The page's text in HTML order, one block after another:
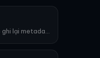
Đọc EXIF/GPS/máy ảnh, xóa hoặc ghi lại metadata.